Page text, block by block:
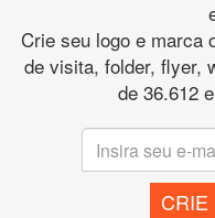
Crie seu logo e marca
de visita, folder, flyer,
de 36.612
CRIE